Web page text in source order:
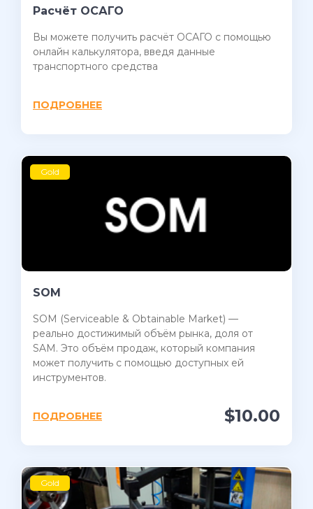
Расчёт ОСАГО
Вы можете получить расчёт ОСАГО с помощью
онлайн калькулятора, введя данные
транспортного средства
ПОДРОБНЕЕ
Gold
SOM
SOM (Serviceable & Obtainable Market) —
реально достижимый объём рынка, доля от
SAM. Это объём продаж, который компания
может получить с помощью доступных ей
инструментов.
$10.00
ПОДРОБНЕЕ
Gold